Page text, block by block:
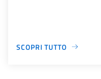
SCOPRI TUTTO